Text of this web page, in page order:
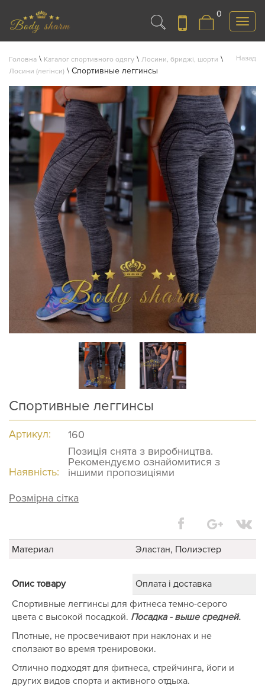
Меню
0
Назад
Головна \ Каталог спортивного одягу \ Лосини, бриджі, шорти \
Лосини (легінси) \ Спортивные леггинсы
Спортивные леггинсы
Артикул: 160
Наявність:
Позиція снята з виробництва.
Рекомендуємо ознайомитися з
іншими пропозиціями
Розмірна сітка
Материал Эластан, Полиэстер
Опис товару
Оплата і доставка
Спортивные леггинсы для фитнеса темно-серого
цвета с высокой посадкой. Посадка - выше средней.
Плотные, не просвечивают при наклонах и не
сползают во время тренировоки.
Отлично подходят для фитнеса, стрейчинга, йоги и
других видов спорта и активного отдыха.